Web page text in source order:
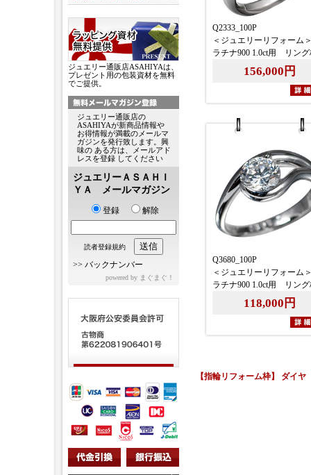
ジュエリー通販店ASAHIYAは、
プレゼント用の包装資材を無料
でご提供。
ジュエリー通販店の
ASAHIYAが新商品情報や
お得情報が満載のメールマ
ガジンを発行致します。興
味の ある方は、メールアド
レスを登録 してください
ジュエリーＡＳＡＨＩ
ＹＡ メールマガジン
登録 解除
読者登録規約
>> バックナンバー
powered by まぐまぐ！
Q2333_100P
＜ジュエリーリフォーム
ラチナ900 1.0ct用 リング
156,000円
Q3680_100P
＜ジュエリーリフォーム
ラチナ900 1.0ct用 リング
118,000円
【指輪リフォーム枠】 ダ